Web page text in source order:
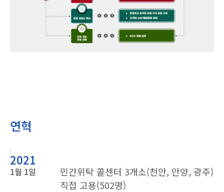
연혁
2021
1월 1일
민간위탁 콜센터 3개소(천안, 안양, 광주)
직접 고용(502명)